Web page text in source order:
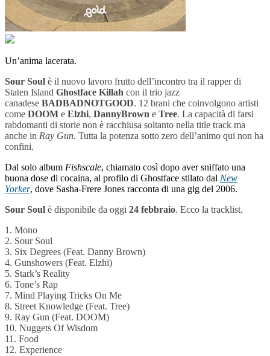
Un’anima lacerata.
Sour Soul è il nuovo lavoro frutto dell’incontro tra il rapper di
Staten Island Ghostface Killah con il trio jazz
canadese BADBADNOTGOOD. 12 brani che coinvolgono artisti
come DOOM e Elzhi, DannyBrown e Tree. La capacità di farsi
rabdomanti di storie non è racchiusa soltanto nella title track ma
anche in Ray Gun. Tutta la potenza sotto zero dell’animo qui non ha
confini.
Dal solo album Fishscale, chiamato così dopo aver sniffato una
buona dose di cocaina, al profilo di Ghostface stilato dal New
Yorker, dove Sasha-Frere Jones racconta di una gig del 2006.
Sour Soul è disponibile da oggi 24 febbraio. Ecco la tracklist.
1. Mono
2. Sour Soul
3. Six Degrees (Feat. Danny Brown)
4. Gunshowers (Feat. Elzhi)
5. Stark’s Reality
6. Tone’s Rap
7. Mind Playing Tricks On Me
8. Street Knowledge (Feat. Tree)
9. Ray Gun (Feat. DOOM)
10. Nuggets Of Wisdom
11. Food
12. Experience